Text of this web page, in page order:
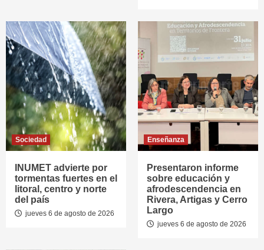
Sociedad
INUMET advierte por
tormentas fuertes en el
litoral, centro y norte
del país
jueves 6 de agosto de 2026
Enseñanza
Presentaron informe
sobre educación y
afrodescendencia en
Rivera, Artigas y Cerro
Largo
jueves 6 de agosto de 2026